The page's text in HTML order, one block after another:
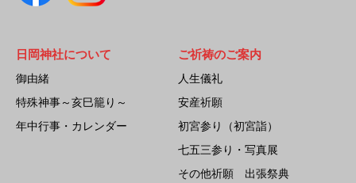
日岡神社について
御由緒
特殊神事～亥巳籠り～
年中行事・カレンダー
ご祈祷のご案内
人生儀礼
安産祈願
初宮参り（初宮詣）
七五三参り・写真展
その他祈願 出張祭典